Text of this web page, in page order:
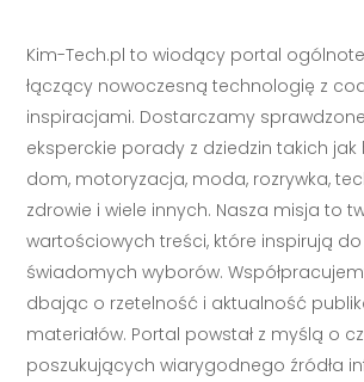
Kim-Tech.pl to wiodący portal
łączący nowoczesną technologię z
inspiracjami. Dostarczamy
eksperckie porady z dziedzin takich jak
dom, motoryzacja, moda, rozrywka,
zdrowie i wiele innych. Nasza misja to
wartościowych treści, które inspirują
świadomych wyborów.
dbając o rzetelność i aktualność
materiałów. Portal powstał z myślą o
poszukujących wiarygodnego źródła